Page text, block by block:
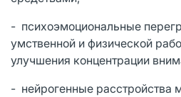
- психоэмоциональные
умственной и физической
улучшения концентрации
- нейрогенные расстройства